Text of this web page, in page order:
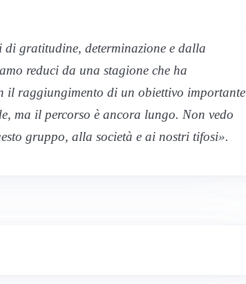
di gratitudine, determinazione e dalla
reduci da una stagione che ha
il raggiungimento di un obiettivo importante
ma il percorso è ancora lungo. Non vedo
gruppo, alla società e ai nostri tifosi».